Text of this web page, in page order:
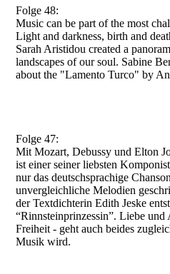
Folge 48:
Music can be part of the most
Light and darkness, birth and
Sarah Aristidou created a
landscapes of our soul. Sabine
about the "Lamento Turco" by
Folge 47:
Mit Mozart, Debussy und Elton
ist einer seiner liebsten
nur das deutschsprachige
unvergleichliche Melodien
der Textdichterin Edith Jeske
“Rinnsteinprinzessin”. Liebe
Freiheit - geht auch beides
Musik wird.